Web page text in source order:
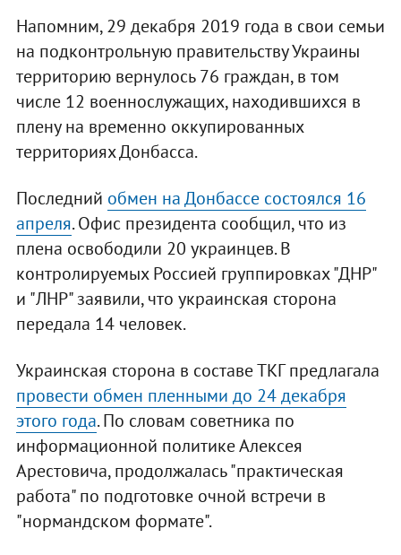
Напомним, 29 декабря 2019 года в свои семьи
на подконтрольную правительству Украины
территорию вернулось 76 граждан, в том
числе 12 военнослужащих, находившихся в
плену на временно оккупированных
территориях Донбасса.
Последний обмен на Донбассе состоялся 16
апреля. Офис президента сообщил, что из
плена освободили 20 украинцев. В
контролируемых Россией группировках "ДНР"
и "ЛНР" заявили, что украинская сторона
передала 14 человек.
Украинская сторона в составе ТКГ предлагала
провести обмен пленными до 24 декабря
этого года. По словам советника по
информационной политике Алексея
Арестовича, продолжалась "практическая
работа" по подготовке очной встречи в
"нормандском формате".